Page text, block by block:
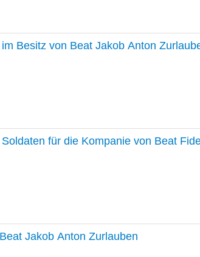
Besitz von Beat Jakob Anton
für die Kompanie von Beat
Jakob Anton Zurlauben